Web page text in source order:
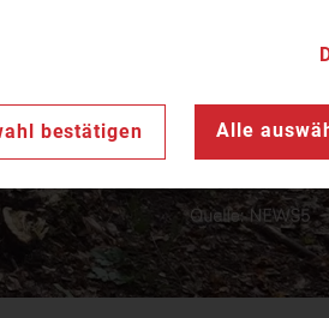
bestätigen Alle